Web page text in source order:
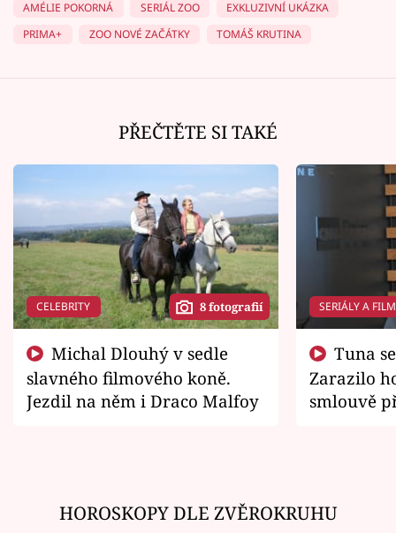
AMÉLIE POKORNÁ SERIÁL ZOO
EXKLUZIVNÍ UKÁZKA
PRIMA+
ZOO NOVÉ ZAČÁTKY TOMÁŠ KRUTINA
PŘEČTĚTE SI TAKÉ
CELEBRITY 8 fotografií
slavného filmového koně.
Jezdil na něm i Draco Malfoy
SERIÁLY A
Zarazilo
smlouvě
HOROSKOPY DLE ZVĚROKRUHU